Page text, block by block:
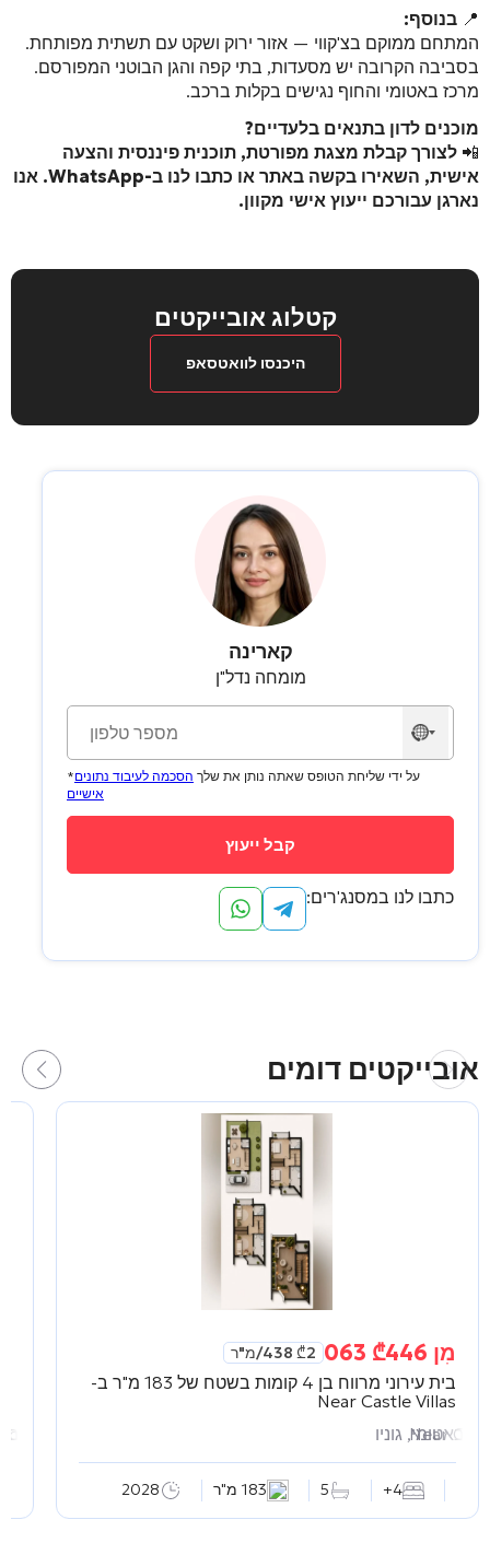
📍 בנוסף:
המתחם ממוקם בצ'קווי — אזור ירוק ושקט עם תשתית מפותחת.
בסביבה הקרובה יש מסעדות, בתי קפה והגן הבוטני המפורסם.
מרכז באטומי והחוף נגישים בקלות ברכב.
מוכנים לדון בתנאים בלעדיים?
📲 לצורך קבלת מצגת מפורטת, תוכנית פיננסית והצעה
אישית, השאירו בקשה באתר או כתבו לנו ב-WhatsApp. אנו
נארגן עבורכם ייעוץ אישי מקוון.
קטלוג אובייקטים
היכנסו לוואטסאפ
קארינה
מומחה נדל"ן
לא
נבחרה
*על ידי שליחת הטופס שאתה נותן את שלך הסכמה לעיבוד נתונים
אישיים
כתבו לנו במסנג'רים:
אובייקטים דומים
מִן ₾446 063
₾2 438 /מ"ר
בית עירוני מרווח בן 4 קומות בשטח של 183 מ"ר ב-
Near Castle Villas
באטומי, גוניו
Near
4+
5 183 מ"ר 2028